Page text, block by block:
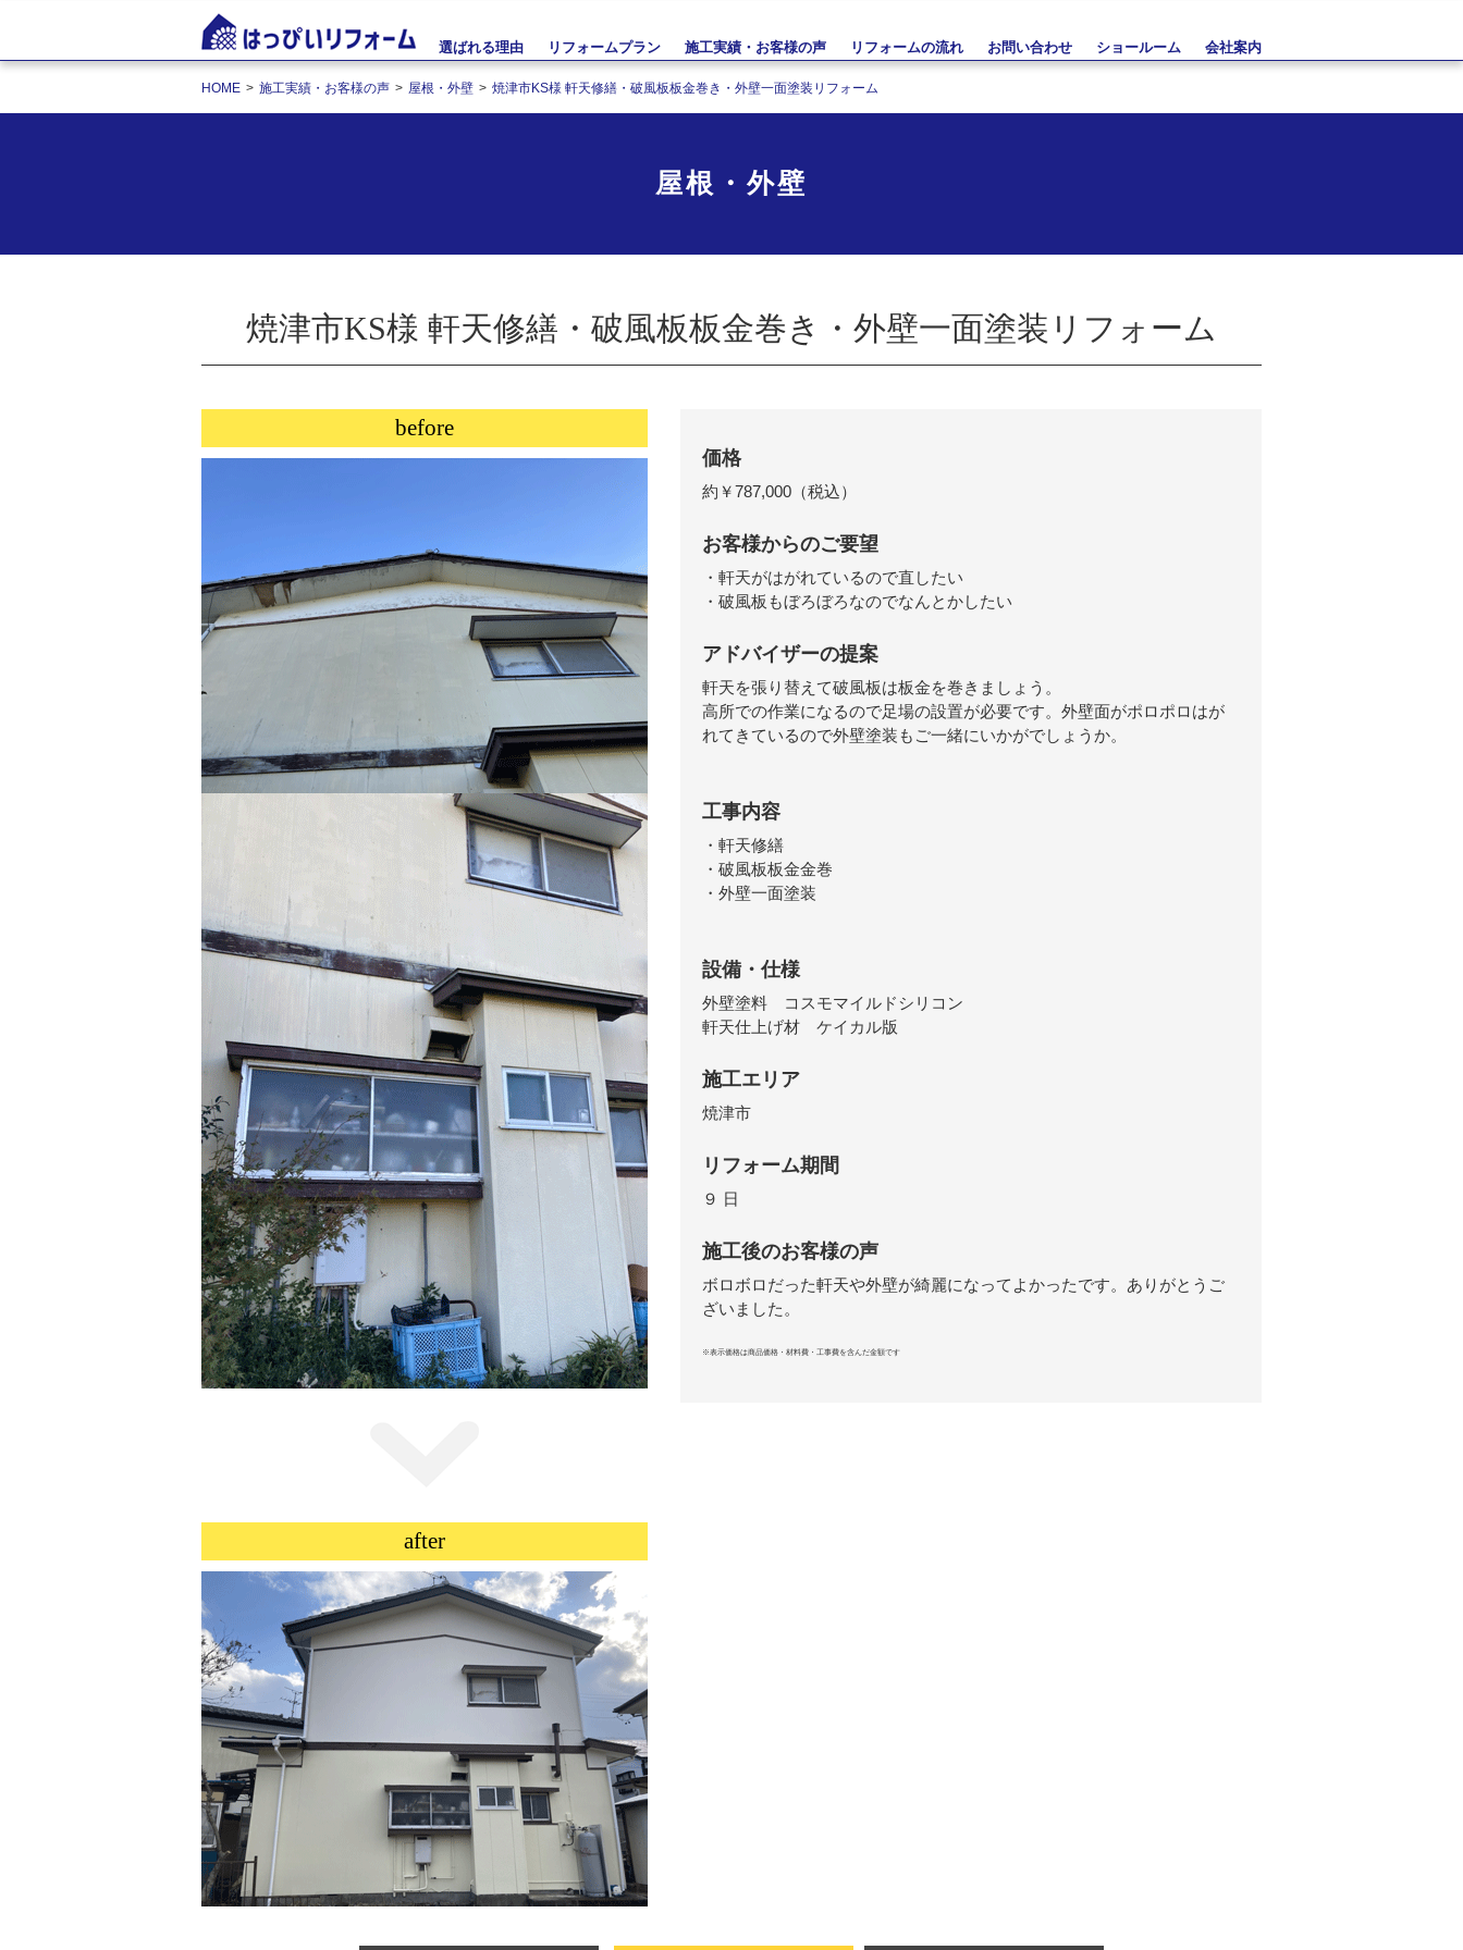
選ばれる理由 リフォームプラン 施工実績・お客様の声 リフォームの流れ お問い合わせ ショールーム 会社案内
HOME 施工実績・お客様の声 屋根・外壁 焼津市KS様 軒天修繕・破風板板金巻き・外壁一面塗装リフォーム
屋根・外壁
焼津市KS様 軒天修繕・破風板板金巻き・外壁一面塗装リフォーム
before
after
価格
約￥787,000（税込）
お客様からのご要望
・軒天がはがれているので直したい
・破風板もぼろぼろなのでなんとかしたい
アドバイザーの提案
軒天を張り替えて破風板は板金を巻きましょう。
高所での作業になるので足場の設置が必要です。外壁面がポロポロはが
れてきているので外壁塗装もご一緒にいかがでしょうか。
工事内容
・軒天修繕
・破風板板金金巻
・外壁一面塗装
設備・仕様
外壁塗料 コスモマイルドシリコン
軒天仕上げ材 ケイカル版
施工エリア
焼津市
リフォーム期間
９ 日
施工後のお客様の声
ボロボロだった軒天や外壁が綺麗になってよかったです。ありがとうご
ざいました。
※表示価格は商品価格・材料費・工事費を含んだ金額です